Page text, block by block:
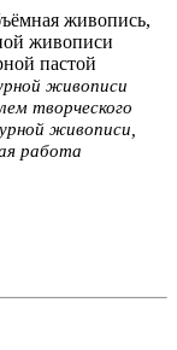
живописи
творческого
живописи,
работа